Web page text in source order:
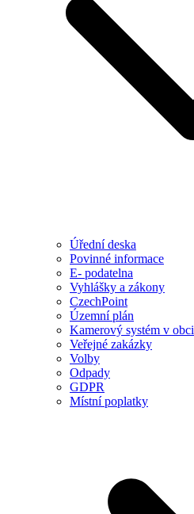
Úřední deska
Povinné informace
E- podatelna
Vyhlášky a zákony
CzechPoint
Územní plán
Kamerový systém v obci
Veřejné zakázky
Volby
Odpady
GDPR
Místní poplatky